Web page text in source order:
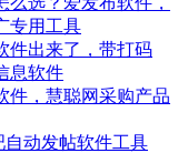
专用工具
件出来了，带打码
息软件
件，慧聪网采购产品
自动发帖软件工具